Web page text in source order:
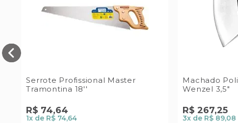
Serrote Profissional Master
Tramontina 18''
R$ 74,64
1x de R$ 74,64
Machado
Wenzel 3,5"
R$ 267,25
3x de R$ 89,08